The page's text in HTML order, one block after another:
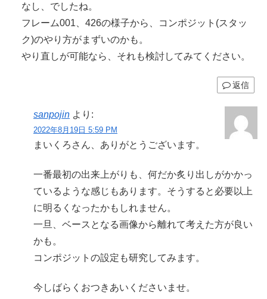
なし、でしたね。
フレーム001、426の様子から、コンポジット(スタッ
ク)のやり方がまずいのかも。
やり直しが可能なら、それも検討してみてください。
返信
sanpojin より:
2022年8月19日 5:59 PM
まいくろさん、ありがとうございます。
一番最初の出来上がりも、何だか炙り出しがかかっ
ているような感じもあります。そうすると必要以上
に明るくなったかもしれません。
一旦、ベースとなる画像から離れて考えた方が良い
かも。
コンポジットの設定も研究してみます。
今しばらくおつきあいくださいませ。